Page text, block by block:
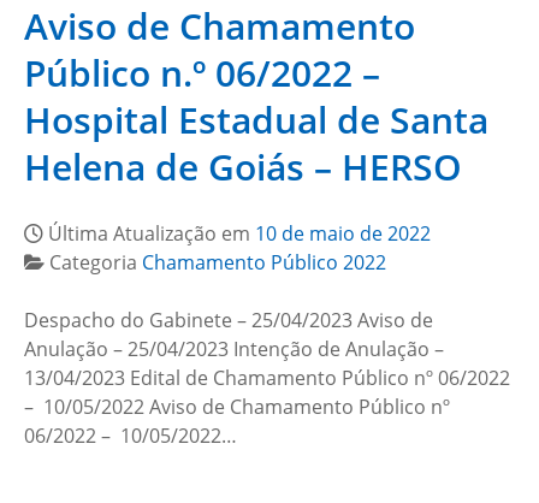
Aviso de Chamamento
Público n.º 06/2022 –
Hospital Estadual de Santa
Helena de Goiás – HERSO
Última Atualização em 10 de maio de 2022
Categoria Chamamento Público 2022
Despacho do Gabinete – 25/04/2023 Aviso de
Anulação – 25/04/2023 Intenção de Anulação –
13/04/2023 Edital de Chamamento Público nº 06/2022
– 10/05/2022 Aviso de Chamamento Público nº
06/2022 – 10/05/2022…